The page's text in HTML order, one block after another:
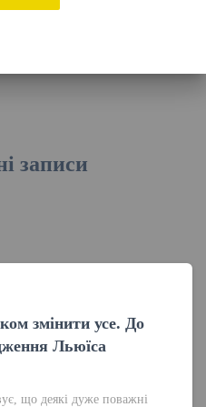
записи
змінити усе. До
Льюїса
що деякі дуже поважні